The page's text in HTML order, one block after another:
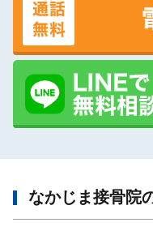
なかじま接骨院